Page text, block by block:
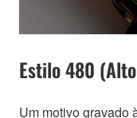
Estilo 480
Um motivo gravado